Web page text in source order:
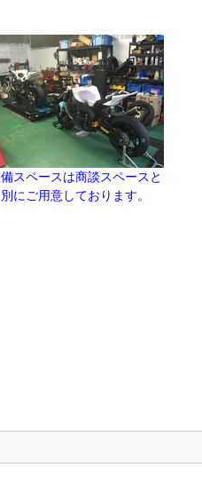
スペースは商談スペースと
別にご用意しております。